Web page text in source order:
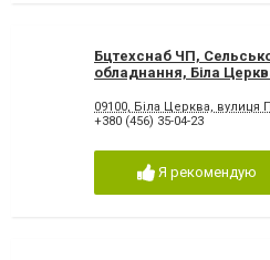
Бцтехснаб ЧП,
обладнання, Біла
09100, Біла Церква, вулиця
+380 (456) 35-04-23
Я рекомендую